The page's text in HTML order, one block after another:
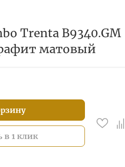
Trenta B9340.GM
матовый
в 1 клик